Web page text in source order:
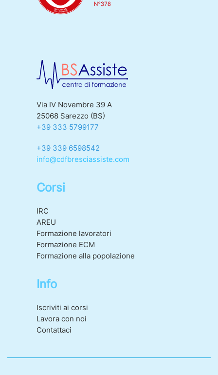
Via IV Novembre 39 A
25068 Sarezzo (BS)
+39 333 5799177
+39 339 6598542
info@cdfbresciassiste.com
Corsi
IRC
AREU
Formazione lavoratori
Formazione ECM
Formazione alla popolazione
Info
Iscriviti ai corsi
Lavora con noi
Contattaci